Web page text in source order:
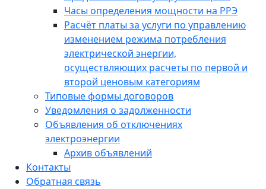
Часы определения мощности на РРЭ
Расчёт платы за услуги по управлению
изменением режима потребления
электрической энергии,
осуществляющих расчеты по первой и
второй ценовым категориям
Типовые формы договоров
Уведомления о задолженности
Объявления об отключениях
электроэнергии
Архив объявлений
Контакты
Обратная связь